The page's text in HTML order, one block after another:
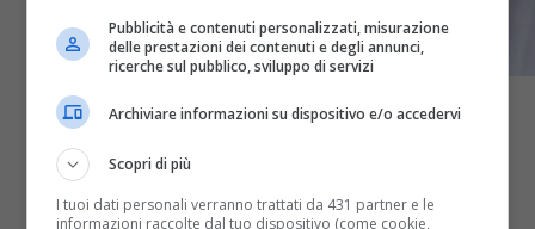
Pubblicità e contenuti personalizzati, misurazione
delle prestazioni dei contenuti e degli annunci,
ricerche sul pubblico, sviluppo di servizi
Archiviare informazioni su dispositivo e/o accedervi
Scopri di più
I tuoi dati personali verranno trattati da 431 partner e le
informazioni raccolte dal tuo dispositivo (come cookie,